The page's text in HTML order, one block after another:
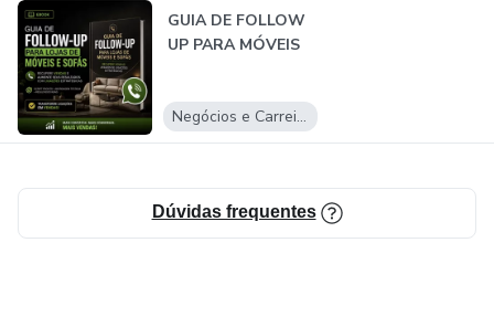
GUIA DE FOLLOW
UP PARA MÓVEIS
Negócios e Carreira
Dúvidas frequentes